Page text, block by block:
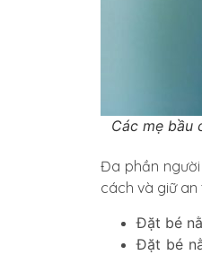
Các mẹ bầu
Đa phần
cách và giữ
Đặt bé
Đặt bé